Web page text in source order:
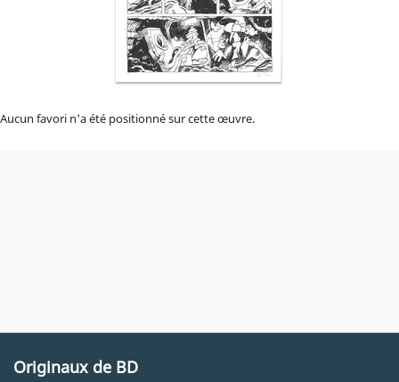
Aucun favori n'a été positionné sur cette œuvre.
Originaux de BD